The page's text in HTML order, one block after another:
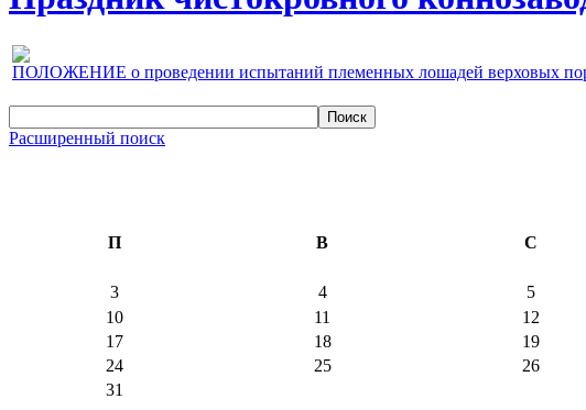
ПОЛОЖЕНИЕ о проведении испытаний племенных лошадей верховых
Расширенный поиск
П В С
3
4 5
10
11 12
17
18 19
24
25 26
31